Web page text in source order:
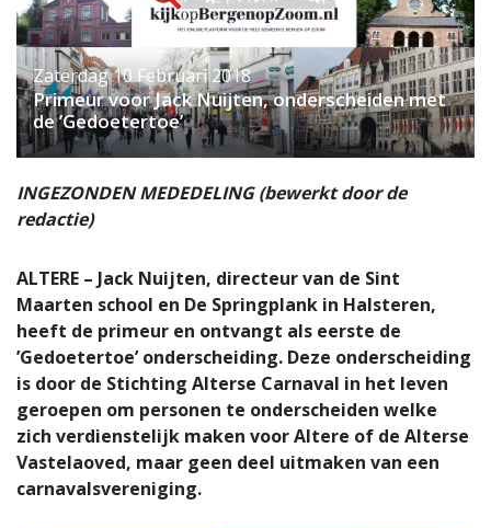
Zaterdag 10 Februari 2018
Primeur voor Jack Nuijten, onderscheiden met
de ’Gedoetertoe’
INGEZONDEN MEDEDELING (bewerkt door de
redactie)
ALTERE – Jack Nuijten, directeur van de Sint
Maarten school en De Springplank in Halsteren,
heeft de primeur en ontvangt als eerste de
’Gedoetertoe’ onderscheiding. Deze onderscheiding
is door de Stichting Alterse Carnaval in het leven
geroepen om personen te onderscheiden welke
zich verdienstelijk maken voor Altere of de Alterse
Vastelaoved, maar geen deel uitmaken van een
carnavalsvereniging.